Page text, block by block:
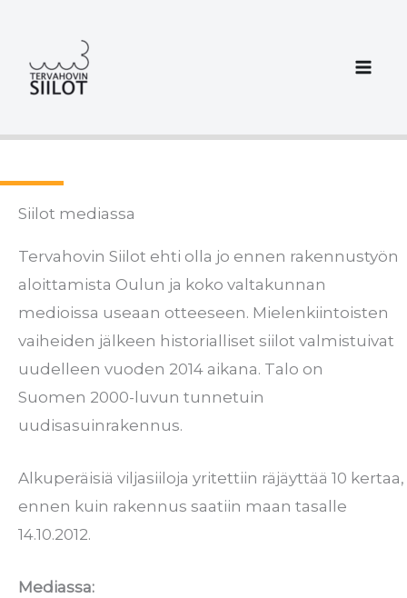
Siilot mediassa
Tervahovin Siilot ehti olla jo ennen rakennustyön
aloittamista Oulun ja koko valtakunnan
medioissa useaan otteeseen. Mielenkiintoisten
vaiheiden jälkeen historialliset siilot valmistuivat
uudelleen vuoden 2014 aikana. Talo on
Suomen 2000-luvun tunnetuin
uudisasuinrakennus.
Alkuperäisiä viljasiiloja yritettiin räjäyttää 10 kertaa,
ennen kuin rakennus saatiin maan tasalle
14.10.2012.
Mediassa: